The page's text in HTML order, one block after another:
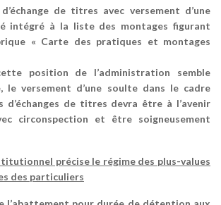
de titres avec versement d’une
intégré à la liste des montages figurant
« Carte des pratiques et montages
position de l’administration semble
le versement d’une soulte dans le cadre
d’échanges de titres devra être à l’avenir
circonspection et être soigneusement
précise le régime des plus-values
des particuliers